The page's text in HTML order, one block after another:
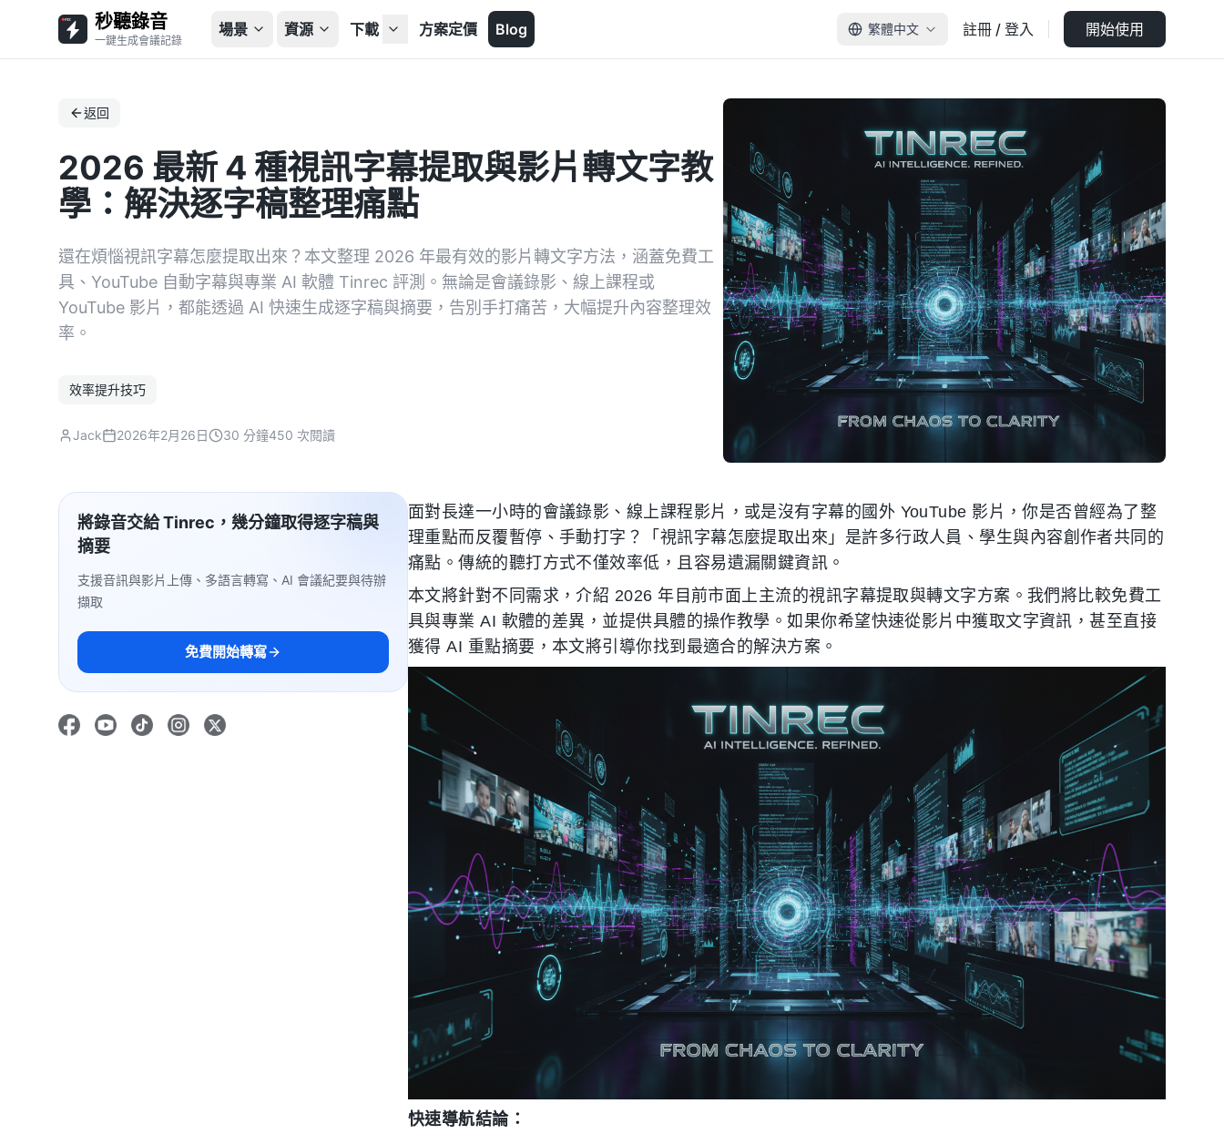
秒聽錄音
一鍵生成會議記錄
場景 資源 下載 方案定價 Blog 繁體中文 註冊 / 登入 開始使用
返回
2026 最新 4 種視訊字幕提取與影片轉文字教
學：解決逐字稿整理痛點
還在煩惱視訊字幕怎麼提取出來？本文整理 2026 年最有效的影片轉文字方法，涵蓋免費工
具、YouTube 自動字幕與專業 AI 軟體 Tinrec 評測。無論是會議錄影、線上課程或
YouTube 影片，都能透過 AI 快速生成逐字稿與摘要，告別手打痛苦，大幅提升內容整理效
率。
效率提升技巧
Jack 2026年2月26日 30 分鐘450 次閱讀
將錄音交給 Tinrec，幾分鐘取得逐字稿與
摘要
支援音訊與影片上傳、多語言轉寫、AI 會議紀要與待辦
擷取
免費開始轉寫
面對長達一小時的會議錄影、線上課程影片，或是沒有字幕的國外 YouTube 影片，你是否曾經為了整
理重點而反覆暫停、手動打字？「視訊字幕怎麼提取出來」是許多行政人員、學生與內容創作者共同的
痛點。傳統的聽打方式不僅效率低，且容易遺漏關鍵資訊。
本文將針對不同需求，介紹 2026 年目前市面上主流的視訊字幕提取與轉文字方案。我們將比較免費工
具與專業 AI 軟體的差異，並提供具體的操作教學。如果你希望快速從影片中獲取文字資訊，甚至直接
獲得 AI 重點摘要，本文將引導你找到最適合的解決方案。
快速導航結論：